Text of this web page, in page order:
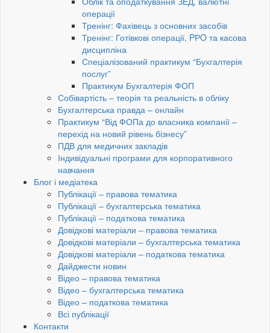
операції
Тренінг: Фахівець з основних засобів
Тренінг: Готівкові операції, PРO та касова
дисципліна
Спеціалізований практикум “Бухгалтерія
послуг”
Практикум Бухгалтерія ФОП
Собівартість – теорія та реальність в обліку
Бухгалтерська правда – онлайн
Практикум “Від ФОПа до власника компанії –
перехід на новий рівень бізнесу”
ПДВ для медичних закладів
Індивідуальні програми для корпоративного
навчання
Блог і медіатека
Публікації – правова тематика
Публікації – бухгалтерська тематика
Публікації – податкова тематика
Довідкові матеріали – правова тематика
Довідкові матеріали – бухгалтерська тематика
Довідкові матеріали – податкова тематика
Дайджести новин
Відео – правова тематика
Відео – бухгалтерська тематика
Відео – податкова тематика
Всі публікації
Контакти